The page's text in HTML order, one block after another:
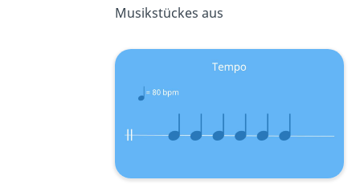
Musikstückes aus